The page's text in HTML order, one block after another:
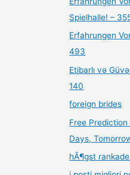
Spielhalle! –
Erfahrungen
493
Etibarlı və
140
foreign brides
Free
Days,
hÃ¶gst